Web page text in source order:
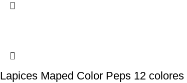
Lapices Maped Color Peps 12